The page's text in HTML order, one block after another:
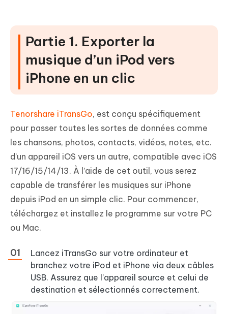
Partie 1. Exporter la
musique d’un iPod vers
iPhone en un clic
Tenorshare iTransGo, est conçu spécifiquement
pour passer toutes les sortes de données comme
les chansons, photos, contacts, vidéos, notes, etc.
d’un appareil iOS vers un autre, compatible avec iOS
17/16/15/14/13. À l’aide de cet outil, vous serez
capable de transférer les musiques sur iPhone
depuis iPod en un simple clic. Pour commencer,
téléchargez et installez le programme sur votre PC
ou Mac.
Lancez iTransGo sur votre ordinateur et
branchez votre iPod et iPhone via deux câbles
USB. Assurez que l’appareil source et celui de
destination et sélectionnés correctement.